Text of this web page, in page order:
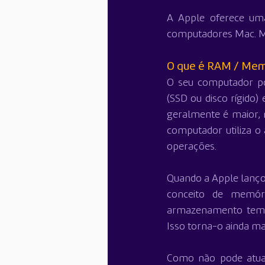
A Apple oferece
computadores Mac.
O que é RAM /
O seu computador
(SSD ou disco
geralmente é maior,
computador utiliza o
operações.
Quando a Apple
conceito de
armazenamento
Isso torna-o ainda
Como não pode